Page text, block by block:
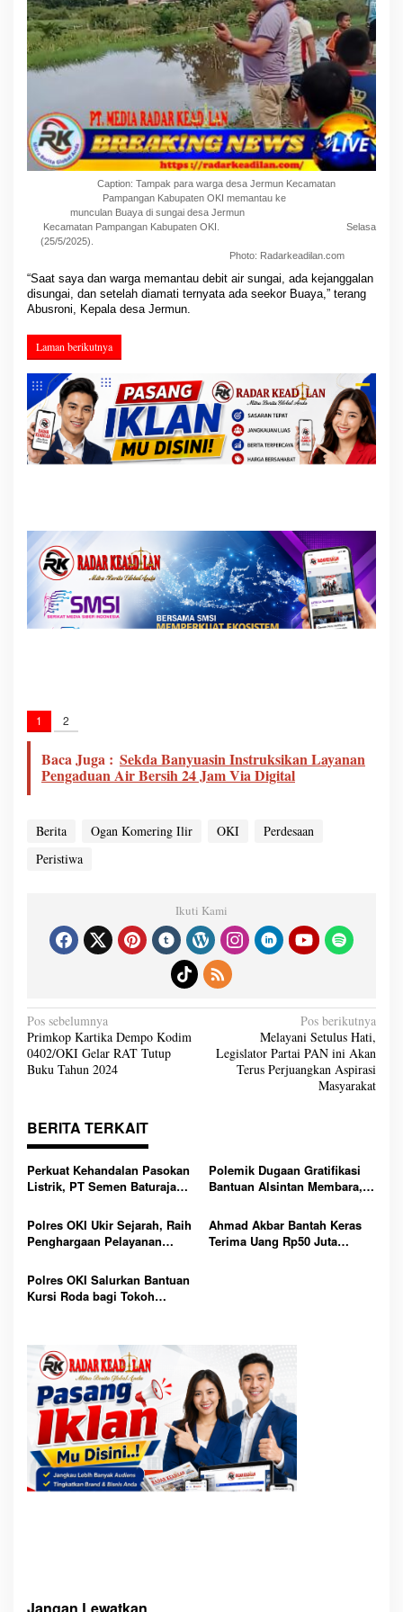
Caption: Tampak para warga desa Jermun Kecamatan
Pampangan Kabupaten OKI memantau ke
munculan Buaya di sungai desa Jermun
Kecamatan Pampangan Kabupaten OKI. Selasa
(25/5/2025).
Photo: Radarkeadilan.com
“Saat saya dan warga memantau debit air sungai, ada kejanggalan
disungai, dan setelah diamati ternyata ada seekor Buaya,” terang
Abusroni, Kepala desa Jermun.
Laman berikutnya
1 2
Baca Juga : Sekda Banyuasin Instruksikan Layanan
Pengaduan Air Bersih 24 Jam Via Digital
Berita Ogan Komering Ilir OKI
Perdesaan
Peristiwa
Ikuti Kami
N
a
v
i
g
a
o
s
Pos sebelumnya
Primkop Kartika Dempo Kodim
0402/OKI Gelar RAT Tutup
Buku Tahun 2024
Pos berikutnya
Melayani Setulus Hati,
Legislator Partai PAN ini Akan
Terus Perjuangkan Aspirasi
Masyarakat
BERITA TERKAIT
Perkuat Kehandalan Pasokan
Listrik, PT Semen Baturaja
Koordinasi Strategis Dukung
Ekspansi Industri
Polemik Dugaan Gratifikasi
Bantuan Alsintan Membara,
Menghilang
Polres OKI Ukir Sejarah, Raih
Penghargaan Pelayanan
dari Kapolri
Ahmad Akbar Bantah Keras
Terima Uang Rp50 Juta
Polres OKI Salurkan Bantuan
Kursi Roda bagi Tokoh
Dekat dengan Rakyat
Jangan Lewatkan